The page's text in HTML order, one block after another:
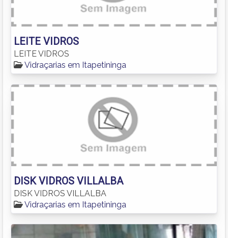
LEITE VIDROS
LEITE VIDROS
Vidraçarias em Itapetininga
DISK VIDROS VILLALBA
DISK VIDROS VILLALBA
Vidraçarias em Itapetininga